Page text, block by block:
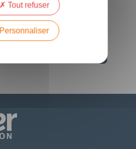
Tout refuser
Personnaliser